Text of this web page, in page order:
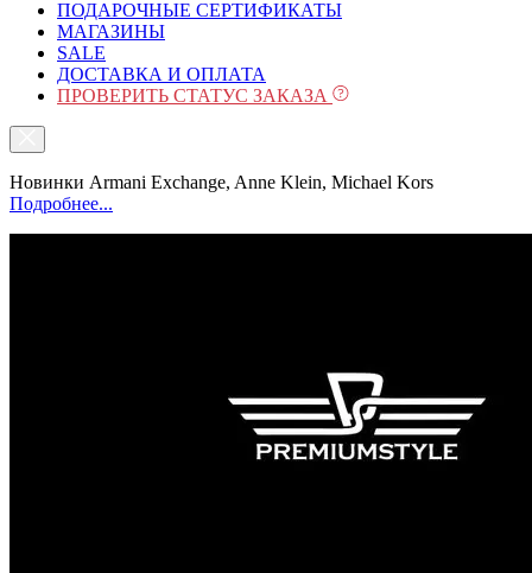
ПОДАРОЧНЫЕ СЕРТИФИКАТЫ
МАГАЗИНЫ
SALE
ДОСТАВКА И ОПЛАТА
ПРОВЕРИТЬ СТАТУС ЗАКАЗА
Новинки Armani Exchange, Anne Klein, Michael Kors
Подробнее...